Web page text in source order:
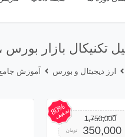
تکنیکال بازار بورس
ارز دیجیتال و بورس آموزش
1,750,000
قیمت
350,000 تومان
قیمت
80%
تخفیف